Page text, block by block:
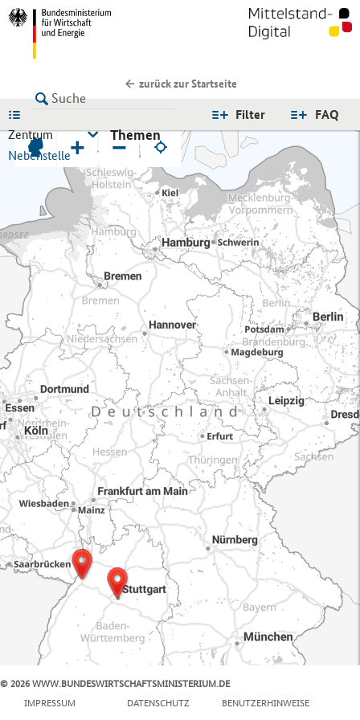
zurück zur Startseite
FAQ
Filter
Zentrum
Nebenstelle
Themen
+ −
© 2026 WWW.BUNDESWIRTSCHAFTSMINISTERIUM.DE
IMPRESSUM
DATENSCHUTZ BENUTZERHINWEISE